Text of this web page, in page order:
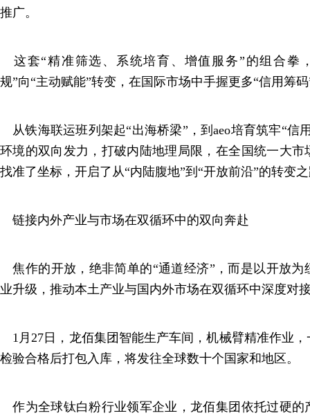
推广。
这套“精准筛选、系统培育、增值服务”的组合拳
规”向“主动赋能”转变，在国际市场中手握更多“信用筹
从铁海联运班列架起“出海桥梁”，到aeo培育筑牢“信
环境的双向发力，打破内陆地理局限，在全国统一大
找准了坐标，开启了从“内陆腹地”到“开放前沿”的转变
链接内外产业与市场在双循环中的双向奔赴
焦作的开放，绝非简单的“通道经济”，而是以开放为
业升级，推动本土产业与国内外市场在双循环中深度对
1月27日，龙佰集团智能生产车间，机械臂精准作业
检验合格后打包入库，将发往全球数十个国家和地区。
作为全球钛白粉行业领军企业，龙佰集团依托过硬的